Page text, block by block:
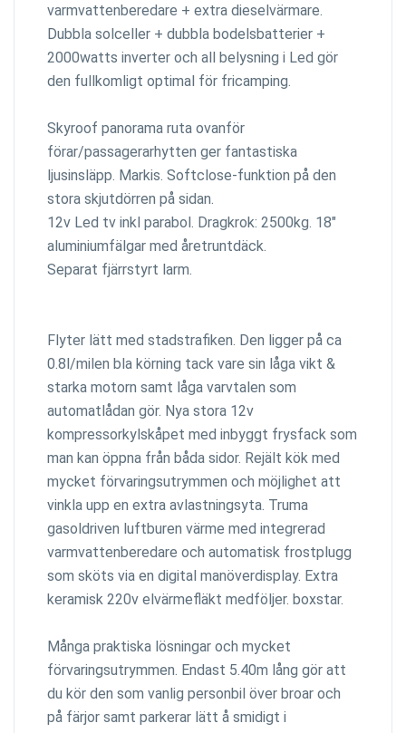
varmvattenberedare + extra dieselvärmare.
Dubbla solceller + dubbla bodelsbatterier +
2000watts inverter och all belysning i Led gör
den fullkomligt optimal för fricamping.
Skyroof panorama ruta ovanför
förar/passagerarhytten ger fantastiska
ljusinsläpp. Markis. Softclose-funktion på den
stora skjutdörren på sidan.
12v Led tv inkl parabol. Dragkrok: 2500kg. 18"
aluminiumfälgar med åretruntdäck.
Separat fjärrstyrt larm.
Flyter lätt med stadstrafiken. Den ligger på ca
0.8l/milen bla körning tack vare sin låga vikt &
starka motorn samt låga varvtalen som
automatlådan gör. Nya stora 12v
kompressorkylskåpet med inbyggt frysfack som
man kan öppna från båda sidor. Rejält kök med
mycket förvaringsutrymmen och möjlighet att
vinkla upp en extra avlastningsyta. Truma
gasoldriven luftburen värme med integrerad
varmvattenberedare och automatisk frostplugg
som sköts via en digital manöverdisplay. Extra
keramisk 220v elvärmefläkt medföljer. boxstar.
Många praktiska lösningar och mycket
förvaringsutrymmen. Endast 5.40m lång gör att
du kör den som vanlig personbil över broar och
på färjor samt parkerar lätt å smidigt i